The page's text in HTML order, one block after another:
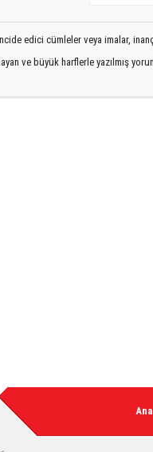
edici cümleler veya imalar,
ve büyük harflerle yazılmış